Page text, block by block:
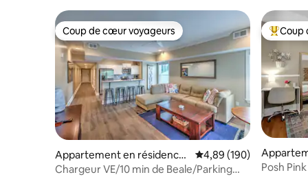
Coup de cœur voyageurs
Coup de cœur voyageurs
Appartement en résidence
⋅ Memphis
Évaluation moyenne
4,89 (190)
Chargeur VE/10 min de Beale/Parking
Coups
Coup
Memphis
Posh